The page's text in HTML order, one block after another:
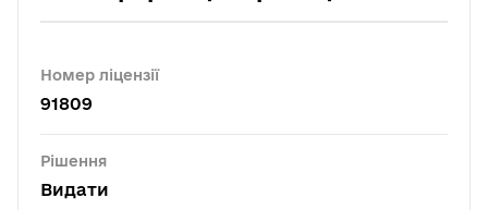
Номер ліцензії
91809
Рішення
Видати